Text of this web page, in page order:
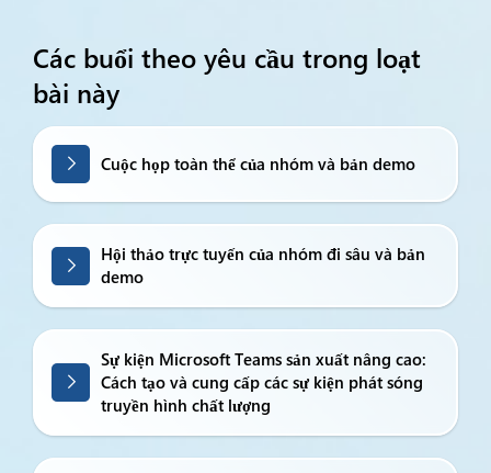
Các buổi theo yêu cầu trong loạt
bài này
Cuộc họp toàn thể của nhóm và bản demo
Hội thảo trực tuyến của nhóm đi sâu và bản
demo
Sự kiện Microsoft Teams sản xuất nâng cao:
Cách tạo và cung cấp các sự kiện phát sóng
truyền hình chất lượng